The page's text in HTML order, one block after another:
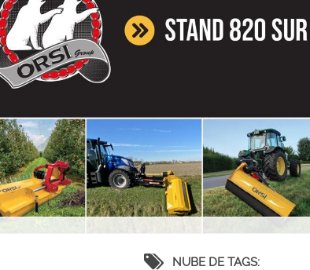
NUBE DE TAGS: